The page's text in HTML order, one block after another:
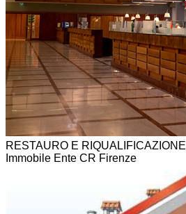
RESTAURO E RIQUALIFICAZIONE
Immobile Ente CR Firenze